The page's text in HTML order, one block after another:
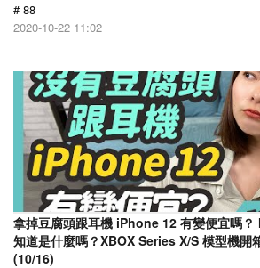
# 88
2020-10-22 11:02
拿掉豆腐頭跟耳機 iPhone 12 有變便宜嗎
知道是什麼嗎？XBOX Series X/S 模型機開
(10/16)